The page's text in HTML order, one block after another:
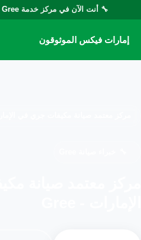
🔧 أنت الآن في مركز خدمة Gree
إمارات فيكس الموثوقون
إمارات فيكس الموثوقون